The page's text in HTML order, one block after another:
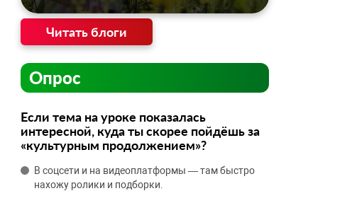
Читать блоги
Опрос
Если тема на уроке показалась
интересной, куда ты скорее пойдёшь за
«культурным продолжением»?
В соцсети и на видеоплатформы — там быстро
нахожу ролики и подборки.